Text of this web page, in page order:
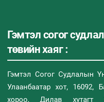
Гэмтэл согог
төвийн хаяг :
Гэмтэл Согог Судлалын
Улаанбаатар хот, 16092,
хороо, Дилав хутагт